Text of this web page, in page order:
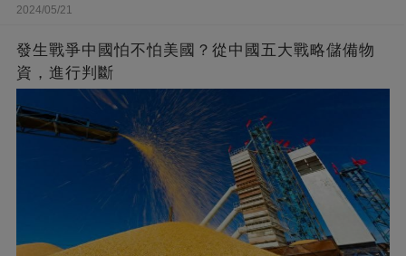
2024/05/21
發生戰爭中國怕不怕美國？從中國五大戰略儲備物
資，進行判斷